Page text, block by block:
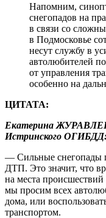
Напомним,
снегопадов на
в связи со
в Подмосковье
несут службу в
автолюбителей
от управления
особенно на
ЦИТАТА:
Екатерина
Истринского
— Сильные снегопады
ДТП. Это значит, что
на места происшествий
мы просим всех
дома, или
транспортом.